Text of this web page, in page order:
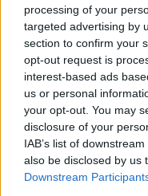
processing of your
targeted advertising by
section to confirm your
opt-out request is
interest-based ads
us or personal
your opt-out. You may
disclosure of your
IAB’s list of
also be disclosed by us
Downstream
Categoría 2. 1º a 3º
1º Premio.Irene
Salesiano (8 años)
2º Premio. Ana
School (8 años)
3º Premio.Carla
años)